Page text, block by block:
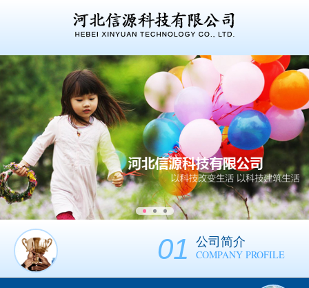
01 公司简介
COMPANY PROFILE